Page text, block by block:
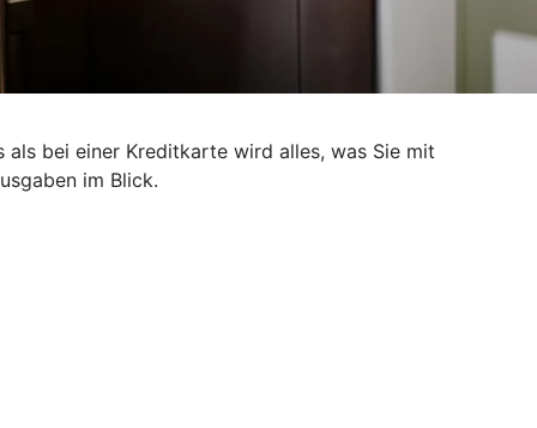
bei einer Kreditkarte wird alles, was Sie mit
im Blick.